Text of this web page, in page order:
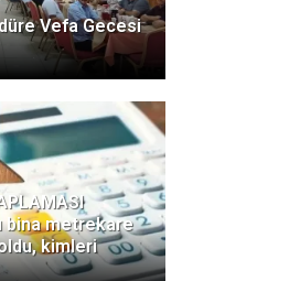
Vefa Gecesi
bina metrekare
kimleri